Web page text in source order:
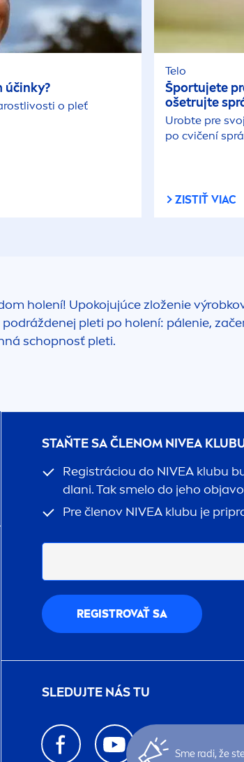
účinky?
o pleť
Telo
Športujete
ošetrujte
Urobte pre
po cvičení
ZISTIŤ VIAC
holení! Upokojujúce zloženie
pleti po holení: pálenie,
schopnosť pleti.
STAŇTE SA ČLENOM NIVEA
Registráciou do NIVEA klubu
dlani. Tak smelo do jeho
Pre členov NIVEA klubu je
REGISTROVAŤ SA
SLEDUJTE NÁS TU
Sme radi, že